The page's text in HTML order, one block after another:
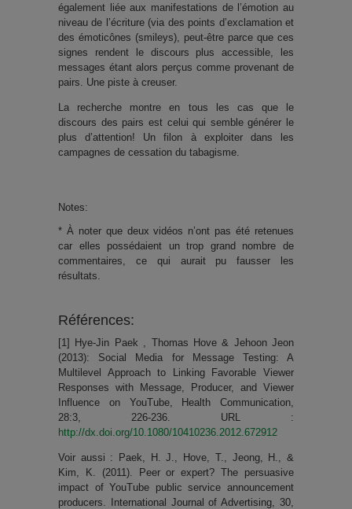
également liée aux manifestations de l’émotion au
niveau de l’écriture (via des points d’exclamation et
des émoticônes (smileys), peut-être parce que ces
signes rendent le discours plus accessible, les
messages étant alors perçus comme provenant de
pairs. Une piste à creuser.
La recherche montre en tous les cas que le
discours des pairs est celui qui semble générer le
plus d’attention! Un filon à exploiter dans les
campagnes de cessation du tabagisme.
Notes:
* À noter que deux vidéos n’ont pas été retenues
car elles possédaient un trop grand nombre de
commentaires, ce qui aurait pu fausser les
résultats.
Références:
[1] Hye-Jin Paek , Thomas Hove & Jehoon Jeon
(2013): Social Media for Message Testing: A
Multilevel Approach to Linking Favorable Viewer
Responses with Message, Producer, and Viewer
Influence on YouTube, Health Communication,
28:3, 226-236. URL :
http://dx.doi.org/10.1080/10410236.2012.672912
Voir aussi : Paek, H. J., Hove, T., Jeong, H., &
Kim, K. (2011). Peer or expert? The persuasive
impact of YouTube public service announcement
producers. International Journal of Advertising, 30,